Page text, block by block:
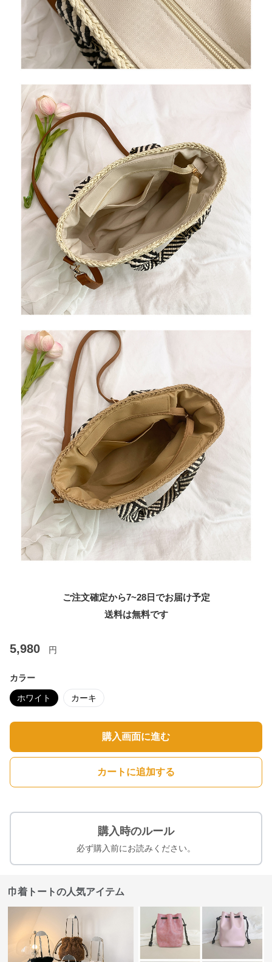
ご注文確定から7~28日でお届け予定
送料は無料です
5,980 円
カラー
ホワイト カーキ
購入画面に進む
カートに追加する
購入時のルール
必ず購入前にお読みください。
巾着トートの人気アイテム